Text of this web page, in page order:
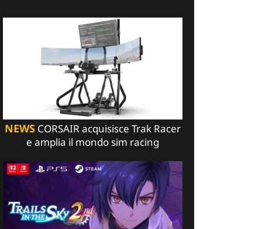
NEWS CORSAIR acquisisce Trak Racer
e amplia il mondo sim racing